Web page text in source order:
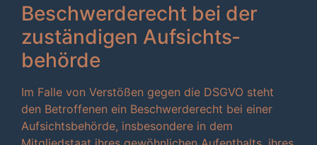
Beschwerde­recht bei der
zuständigen Aufsichts­
behörde
Im Falle von Verstößen gegen die DSGVO steht
den Betroffenen ein Beschwerderecht bei einer
Aufsichtsbehörde, insbesondere in dem